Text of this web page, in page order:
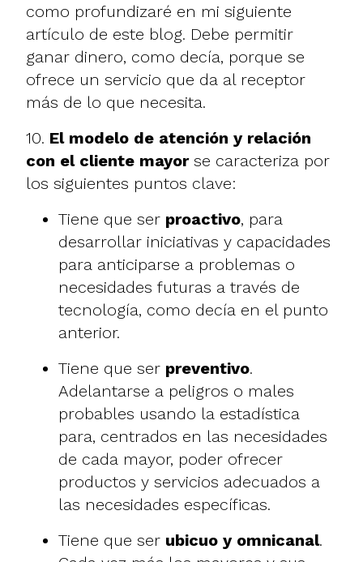
como profundizaré en mi siguiente
artículo de este blog. Debe permitir
ganar dinero, como decía, porque se
ofrece un servicio que da al receptor
más de lo que necesita.
10. El modelo de atención y relación
con el cliente mayorse caracteriza por
los siguientes puntos clave:
Tiene que ser proactivo, para
desarrollar iniciativas y capacidades
para anticiparse a problemas o
necesidades futuras a través de
tecnología, como decía en el punto
anterior.
Tiene que ser preventivo.
Adelantarse a peligros o males
probables usando la estadística
para, centrados en las necesidades
de cada mayor, poder ofrecer
productos y servicios adecuados a
las necesidades específicas.
Tiene que ser ubicuo y omnicanal.